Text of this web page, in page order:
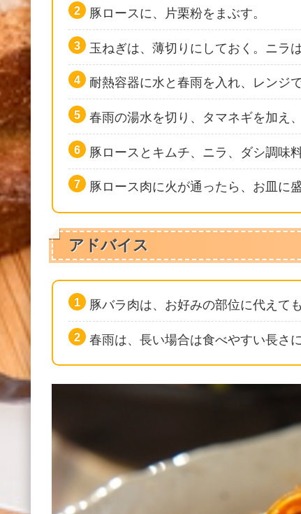
豚ロースに、片栗粉をまぶす。
玉ねぎは、薄切りにしておく。ニラ
耐熱容器に水と春雨を入れ、レンジ
春雨の湯水を切り、タマネギを加え
豚ロースとキムチ、ニラ、ダシ調味料
豚ロース肉に火が通ったら、お皿に
アドバイス
豚バラ肉は、お好みの部位に代えて
春雨は、長い場合は食べやすい長さ